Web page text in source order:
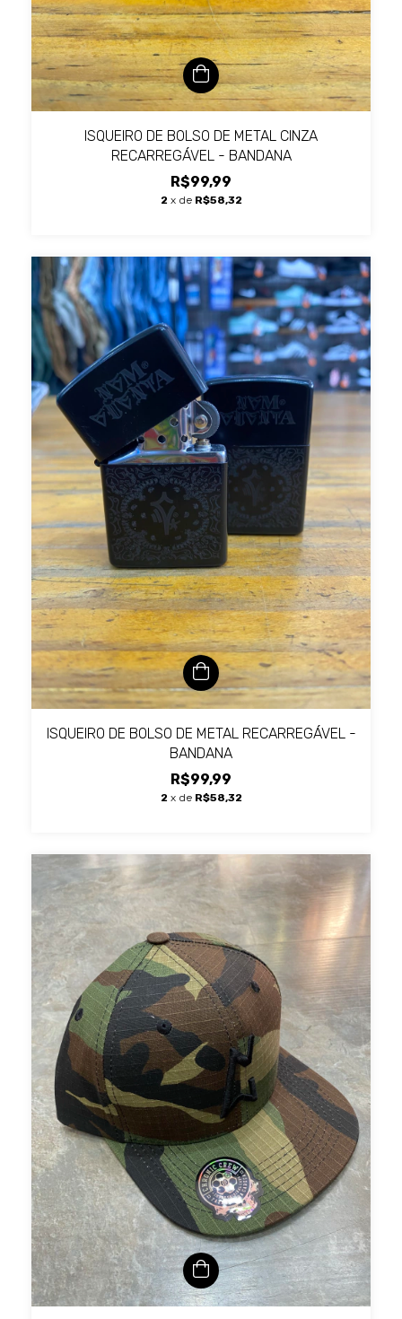
ISQUEIRO DE BOLSO DE METAL CINZA
RECARREGÁVEL - BANDANA
R$99,99
2 x de R$58,32
ISQUEIRO DE BOLSO DE METAL RECARREGÁVEL -
BANDANA
R$99,99
2 x de R$58,32